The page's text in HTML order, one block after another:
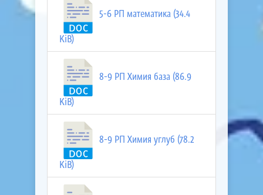
5-6 РП математика (34.4
KiB)
8-9 РП Химия база (86.9
KiB)
8-9 РП Химия углуб (78.2
KiB)